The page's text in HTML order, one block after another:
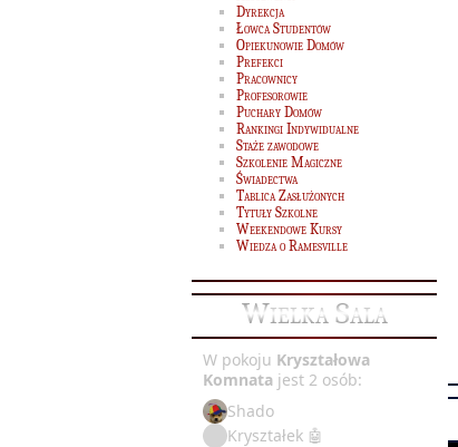
Dyrekcja
Łowca Studentów
Opiekunowie Domów
Prefekci
Pracownicy
Profesorowie
Puchary Domów
Rankingi Indywidualne
Staże zawodowe
Szkolenie Magiczne
Świadectwa
Tablica Zasłużonych
Tytuły Szkolne
Weekendowe Kursy
Wiedza o Ramesville
Wielka Sala
W pokoju Kryształowa
Komnata jest 2 osób:
Shado
Kryształek 🤖